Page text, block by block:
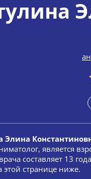
Элина
является
составляет 13
странице ниже.